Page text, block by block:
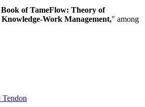
of TameFlow: Theory of
Work Management," among
Tendon